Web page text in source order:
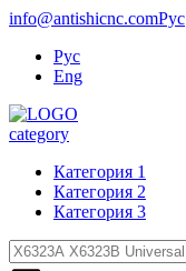
info@antishicnc.comРус
Рус
Eng
category
Категория 1
Категория 2
Категория 3